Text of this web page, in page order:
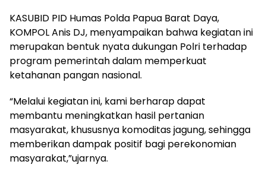
KASUBID PID Humas Polda Papua Barat Daya,
KOMPOL Anis DJ, menyampaikan bahwa kegiatan ini
merupakan bentuk nyata dukungan Polri terhadap
program pemerintah dalam memperkuat
ketahanan pangan nasional.
“Melalui kegiatan ini, kami berharap dapat
membantu meningkatkan hasil pertanian
masyarakat, khususnya komoditas jagung, sehingga
memberikan dampak positif bagi perekonomian
masyarakat,”ujarnya.